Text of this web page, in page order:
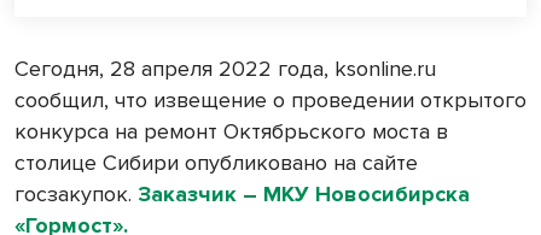
Сегодня, 28 апреля 2022 года, ksonline.ru
сообщил, что извещение о проведении открытого
конкурса на ремонт Октябрьского моста в
столице Сибири опубликовано на сайте
госзакупок. Заказчик – МКУ Новосибирска
«Гормост».